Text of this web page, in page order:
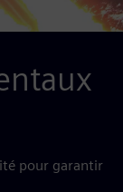
pour garantir